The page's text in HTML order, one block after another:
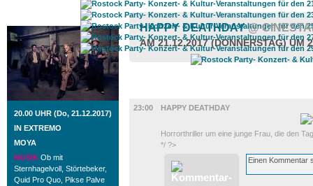
ROSTOCK TAGESTIPP
20.00 UHR (Do, 21.12.2017)
IN EXTREMO
MOYA
MUSIK Ob mit
Sternhagelvoll, Störtebeker,
Quid Pro Quo, Pikse Palve
HAPPY DEATHDAY@
AM 21.12.2017 (DONNERSTAG) UM
23:00
HAPPY DEATHDAY
Horrorthriller um eine junge Frau, die den
*/ ?>